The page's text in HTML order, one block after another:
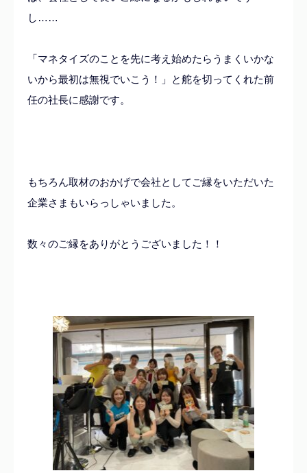
し……
「マネタイズのことを先に考え始めたらうまくいかな
いから最初は無視でいこう！」と舵を切ってくれた前
任の社長に感謝です。
もちろん取材のおかげで会社としてご縁をいただいた
企業さまもいらっしゃいました。
数々のご縁をありがとうございました！！